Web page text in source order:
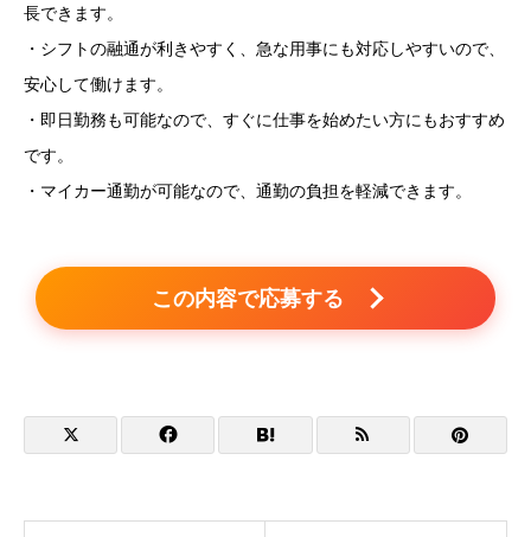
長できます。
・シフトの融通が利きやすく、急な用事にも対応しやすいので、
安心して働けます。
・即日勤務も可能なので、すぐに仕事を始めたい方にもおすすめ
です。
・マイカー通勤が可能なので、通勤の負担を軽減できます。
この内容で応募する